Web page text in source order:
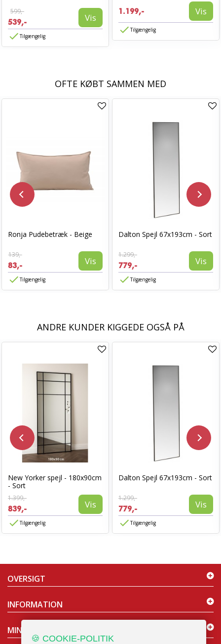
599,-
539,- Vis
Tilgængelig
1.199,- Vis
Tilgængelig
OFTE KØBT SAMMEN MED
Ronja Pudebetræk - Beige
139,-
83,- Vis
Tilgængelig
Dalton Spejl 67x193cm - Sort
1.299,-
779,- Vis
Tilgængelig
ANDRE KUNDER KIGGEDE OGSÅ PÅ
New Yorker spejl - 180x90cm
- Sort
1.399,-
839,- Vis
Tilgængelig
Dalton Spejl 67x193cm - Sort
1.299,-
779,- Vis
Tilgængelig
OVERSIGT
INFORMATION
MIN KONTO
🍪 COOKIE-POLITIK